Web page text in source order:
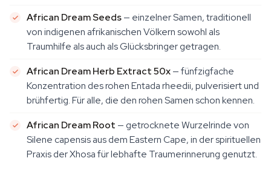
African Dream Seeds— einzelner Samen, traditionell
von indigenen afrikanischen Völkern sowohl als
Traumhilfe als auch als Glücksbringer getragen.
African Dream Herb Extract 50x— fünfzigfache
Konzentration des rohenEntada rheedii, pulverisiert und
brühfertig. Für alle, die den rohen Samen schon kennen.
African Dream Root — getrocknete Wurzelrinde von
Silene capensisaus dem Eastern Cape, in der spirituellen
Praxis der Xhosa für lebhafte Traumerinnerung genutzt.